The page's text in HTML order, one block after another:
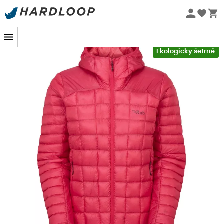
Letní akce 🔥 -5 % EXTRA při nákupu 2 produktů* s kódem
Ekologicky šetrné